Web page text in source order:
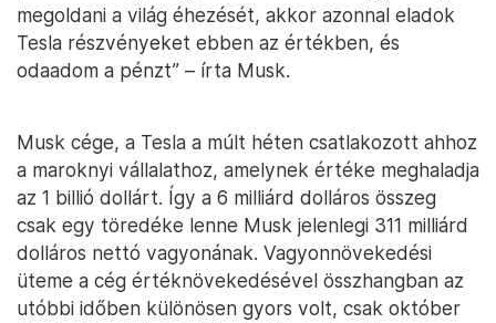
megoldani a világ éhezését, akkor azonnal eladok
Tesla részvényeket ebben az értékben, és
odaadom a pénzt” – írta Musk.
Musk cége, a Tesla a múlt héten csatlakozott ahhoz
a maroknyi vállalathoz, amelynek értéke meghaladja
az 1 billió dollárt. Így a 6 milliárd dolláros összeg
csak egy töredéke lenne Musk jelenlegi 311 milliárd
dolláros nettó vagyonának. Vagyonnövekedési
üteme a cég értéknövekedésével összhangban az
utóbbi időben különösen gyors volt, csak október